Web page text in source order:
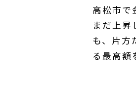
高松市で
まだ上
も、片方
る最高額